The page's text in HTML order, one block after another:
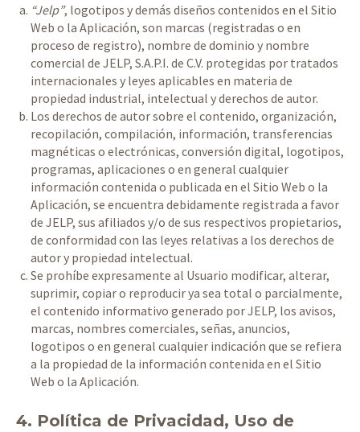
“Jelp”, logotipos y demás diseños contenidos en el Sitio
Web o la Aplicación, son marcas (registradas o en
proceso de registro), nombre de dominio y nombre
comercial de JELP, S.A.P.I. de C.V. protegidas por tratados
internacionales y leyes aplicables en materia de
propiedad industrial, intelectual y derechos de autor.
Los derechos de autor sobre el contenido, organización,
recopilación, compilación, información, transferencias
magnéticas o electrónicas, conversión digital, logotipos,
programas, aplicaciones o en general cualquier
información contenida o publicada en el Sitio Web o la
Aplicación, se encuentra debidamente registrada a favor
de JELP, sus afiliados y/o de sus respectivos propietarios,
de conformidad con las leyes relativas a los derechos de
autor y propiedad intelectual.
Se prohíbe expresamente al Usuario modificar, alterar,
suprimir, copiar o reproducir ya sea total o parcialmente,
el contenido informativo generado por JELP, los avisos,
marcas, nombres comerciales, señas, anuncios,
logotipos o en general cualquier indicación que se refiera
a la propiedad de la información contenida en el Sitio
Web o la Aplicación.
4. Política de Privacidad, Uso de